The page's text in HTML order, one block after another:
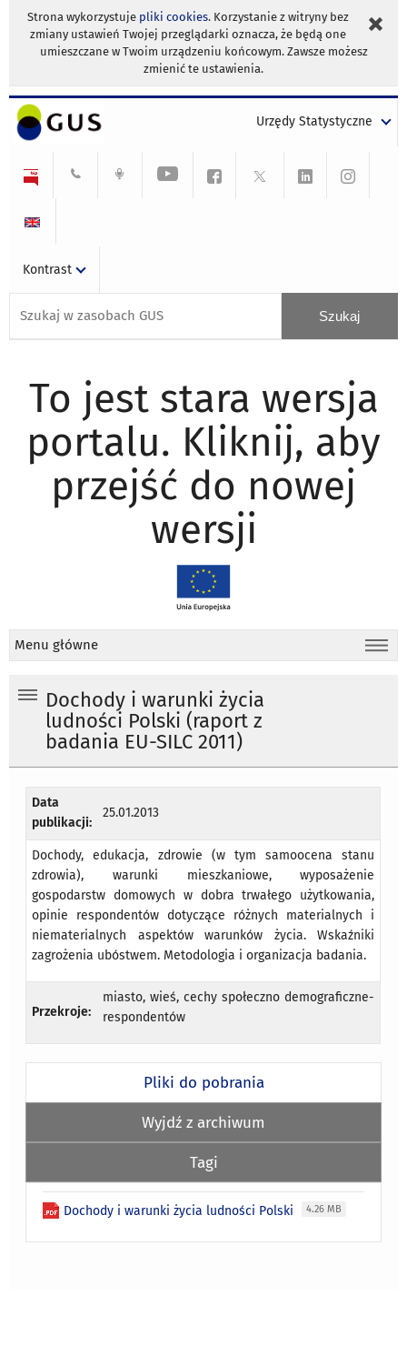
Strona wykorzystuje pliki cookies. Korzystanie z witryny bez
zmiany ustawień Twojej przeglądarki oznacza, że będą one
umieszczane w Twoim urządzeniu końcowym. Zawsze możesz
zmienić te ustawienia.
Urzędy Statystyczne
Kontrast
To jest stara wersja
portalu. Kliknij, aby
przejść do nowej
wersji
Menu główne
Dochody i warunki życia
ludności Polski (raport z
badania EU-SILC 2011)
Data
publikacji:
25.01.2013
Dochody, edukacja, zdrowie (w tym samoocena stanu
zdrowia), warunki mieszkaniowe, wyposażenie
gospodarstw domowych w dobra trwałego użytkowania,
opinie respondentów dotyczące różnych materialnych i
niematerialnych aspektów warunków życia. Wskaźniki
zagrożenia ubóstwem. Metodologia i organizacja badania.
Przekroje:
miasto, wieś, cechy społeczno demograficzne-
respondentów
Pliki do pobrania
Wyjdź z archiwum
Tagi
Dochody i warunki życia ludności Polski 4.26 MB